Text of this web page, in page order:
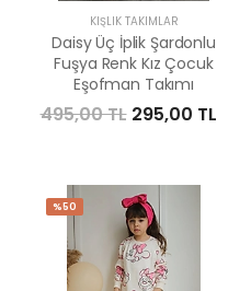
KIŞLIK TAKIMLAR
Daisy Üç İplik Şardonlu
Fuşya Renk Kız Çocuk
Eşofman Takımı
495,00 TL 295,00 TL
%50